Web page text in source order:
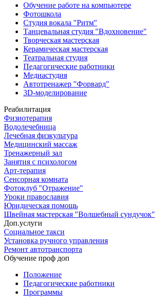
Обучение работе на компьютере
Фотошкола
Студия вокала "Ритм"
Танцевальная студия "Вдохновение"
Творческая мастерская
Керамическая мастерская
Театральная студия
Педагогические работники
Медиастудия
Автотренажер "Форвард"
3D-моделирование
Реабилитация
Физиотерапия
Водолечебница
Лечебная физкультура
Медицинский массаж
Тренажерный зал
Занятия с психологом
Арт-терапия
Сенсорная комната
Фотоклуб "Отражение"
Уроки православия
Юридическая помощь
Швейная мастерская "Волшебный сундучок"
Доп.услуги
Социальное такси
Установка ручного управления
Ремонт автотранспорта
Обучение проф доп
Положение
Педагогические работники
Программы